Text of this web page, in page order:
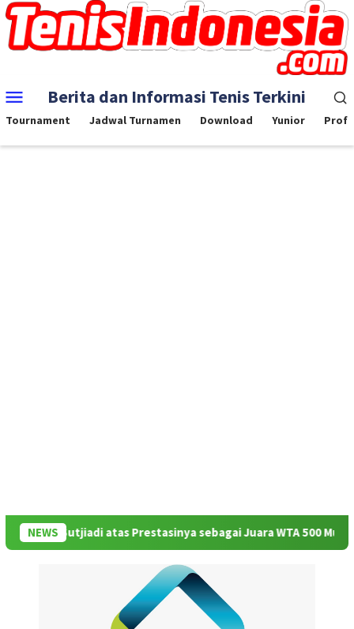
Skip
to
content
Mobile
Menu
Berita dan Informasi Tenis Terkini
Tournament Jadwal Turnamen Download Yunior
NEWS
Sutjiadi atas Prestasinya sebagai Juara WTA 500 Mubadala